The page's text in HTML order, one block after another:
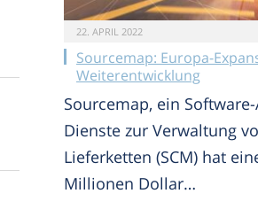
22. APRIL 2022
Sourcemap: Europa-
Weiterentwicklung
Sourcemap, ein
Dienste zur Verwaltung
Lieferketten (SCM) hat
Millionen Dollar…